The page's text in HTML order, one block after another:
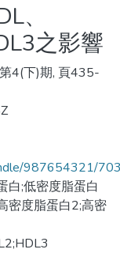
、
之影響
4(下)期, 頁435-
987654321/
白;低密度脂蛋白
密度脂蛋白2;高密